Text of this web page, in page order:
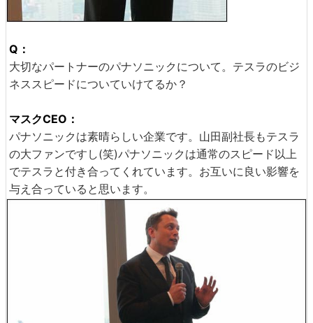
Q：
大切なパートナーのパナソニックについて。テスラのビジ
ネススピードについていけてるか？
マスクCEO：
パナソニックは素晴らしい企業です。山田副社長もテスラ
の大ファンですし(笑)パナソニックは通常のスピード以上
でテスラと付き合ってくれています。お互いに良い影響を
与え合っていると思います。